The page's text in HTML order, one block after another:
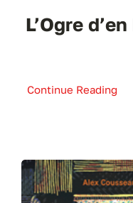
L’Ogre
Continue Reading